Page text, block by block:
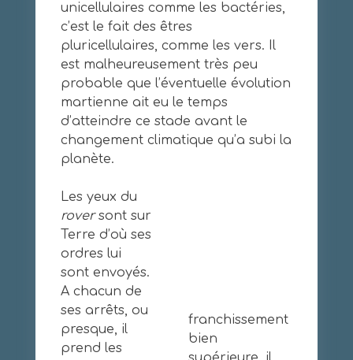
unicellulaires comme les bactéries,
c’est le fait des êtres
pluricellulaires, comme les vers. Il
est malheureusement très peu
probable que l’éventuelle évolution
martienne ait eu le temps
d’atteindre ce stade avant le
changement climatique qu’a subi la
planète.
Les yeux du
roversont sur
Terre d’où ses
ordres lui
sont envoyés.
A chacun de
ses arrêts, ou
presque, il
prend les
franchissement
bien